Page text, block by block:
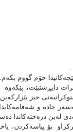
خۆم گووم بکەم..
دایڕشتبێت،
حیز بێزارکەین..
جادە و
لەبن درەختەکاندا
بۆ پیاسەکردن،